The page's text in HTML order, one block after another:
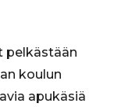
pelkästään
koulun
apukäsiä